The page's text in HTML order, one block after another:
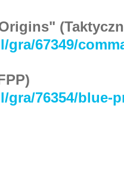
67349/
76354/blue-